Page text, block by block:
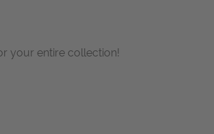
your entire collection!